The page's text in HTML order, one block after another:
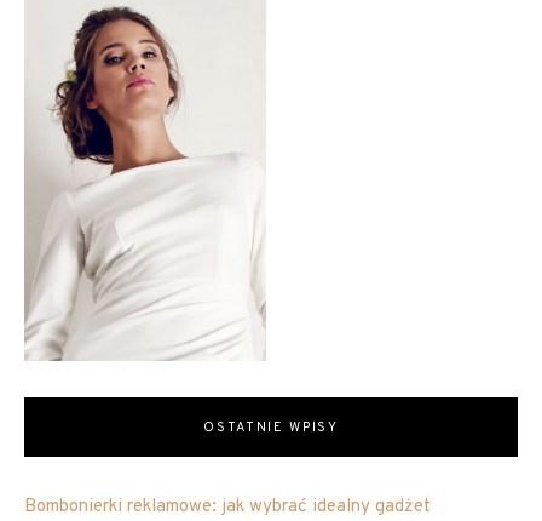
OSTATNIE WPISY
Bombonierki reklamowe: jak wybrać idealny gadżet